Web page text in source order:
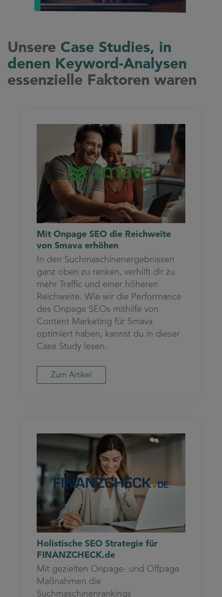
Unsere Case Studies, in
denen Keyword-Analysen
essenzielle Faktoren waren
Mit Onpage SEO die Reichweite
von Smava erhöhen
In den Suchmaschinenergebnissen
ganz oben zu ranken, verhilft dir zu
mehr Traffic und einer höheren
Reichweite. Wie wir die Performance
des Onpage SEOs mithilfe von
Content Marketing für Smava
optimiert haben, kannst du in dieser
Case Study lesen.
Zum Artikel
Holistische SEO Strategie für
FINANZCHECK.de
Mit gezielten Onpage- und Offpage
Maßnahmen die
Suchmaschinenrankings